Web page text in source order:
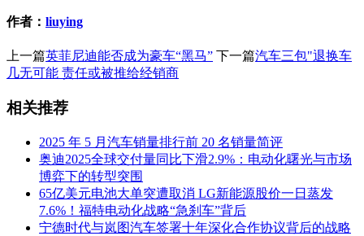
作者： liuying
上一篇英菲尼迪能否成为豪车“黑马” 下一篇汽车三包"退换车
几无可能 责任或被推给经销商
相关推荐
2025 年 5 月汽车销量排行前 20 名销量简评
奥迪2025全球交付量同比下滑2.9%：电动化曙光与市场
博弈下的转型突围
65亿美元电池大单突遭取消 LG新能源股价一日蒸发
7.6%！福特电动化战略“急刹车”背后
宁德时代与岚图汽车签署十年深化合作协议背后的战略